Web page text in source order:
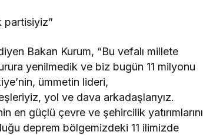
partisiyiz”
Bakan Kurum, “Bu vefalı millete
yenilmedik ve biz bugün 11 milyonu
ümmetin lideri,
yol ve dava arkadaşlarıyız.
en güçlü çevre ve şehircilik yatırımlarını
deprem bölgemizdeki 11 ilimizde